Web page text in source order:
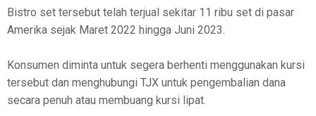
Bistro set tersebut telah terjual sekitar 11 ribu set di pasar
Amerika sejak Maret 2022 hingga Juni 2023.
Konsumen diminta untuk segera berhenti menggunakan kursi
tersebut dan menghubungi TJX untuk pengembalian dana
secara penuh atau membuang kursi lipat.